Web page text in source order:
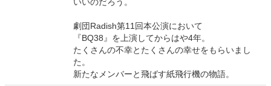
いいのだろう。
劇団Radish第11回本公演において
『BQ38』を上演してからはや4年。
たくさんの不幸とたくさんの幸せをもらいまし
た。
新たなメンバーと飛ばす紙飛行機の物語。